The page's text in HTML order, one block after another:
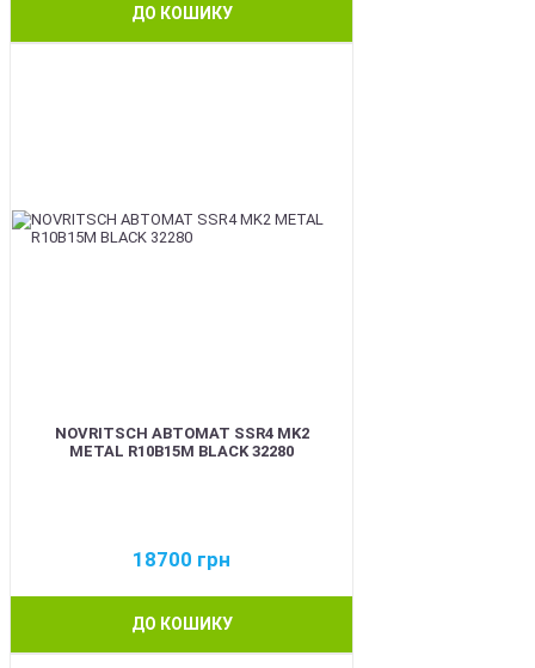
ДО КОШИКУ
NOVRITSCH АВТОМАТ SSR4 MK2
METAL R10B15M BLACK 32280
18700 грн
ДО КОШИКУ